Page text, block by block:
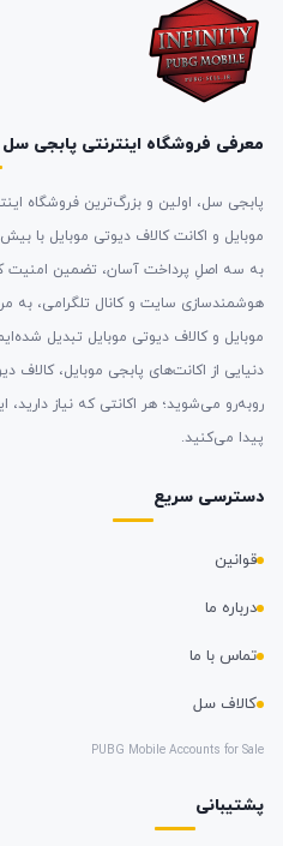
معرفی فروشگاه اینترنتی پابجی سل
پابجی سل، اولین و بزرگ‌ترین فروشگاه
به سه اصلِ پرداخت آسان، تضمین امنیت
هوشمندسازی سایت و کانال تلگرامی، به
موبایل و کالاف دیوتی موبایل تبدیل
دنیایی از اکانت‌های پابجی موبایل، کالاف
روبه‌رو می‌شوید؛ هر اکانتی که نیاز
پیدا می‌کنید.
دسترسی سریع
قوانین
درباره ما
تماس با ما
کالاف سل
PUBG Mobile Accounts for Sale
پشتیبانی